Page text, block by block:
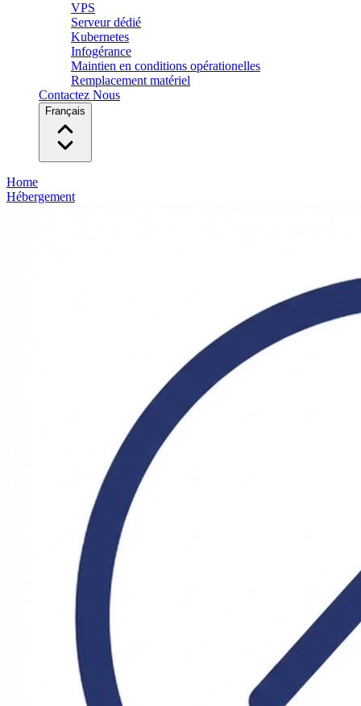
VPS
Serveur dédié
Kubernetes
Infogérance
Maintien en conditions opérationelles
Remplacement matériel
Contactez Nous
Français
Home
Hébergement